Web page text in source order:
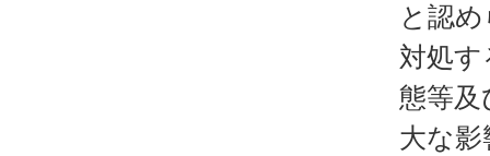
と認
対処
態等及
大な